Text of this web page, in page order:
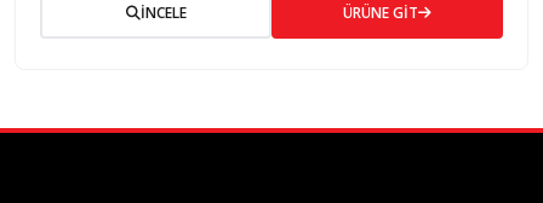
İNCELE ÜRÜNE GİT